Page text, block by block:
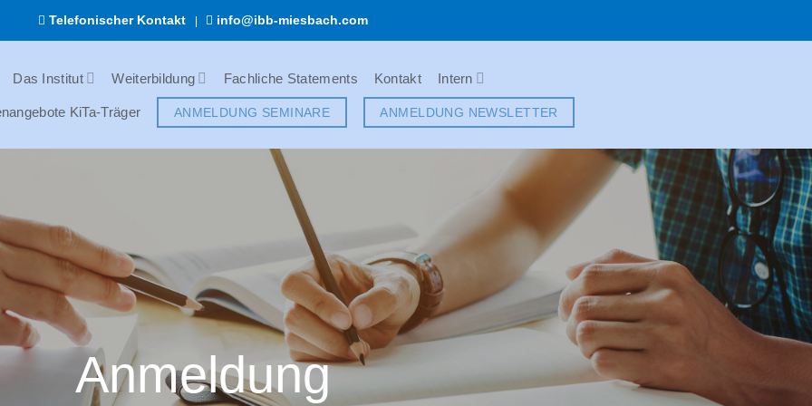
Telefonischer Kontakt info@ibb-miesbach.com
Das Institut Weiterbildung Fachliche Statements Kontakt Intern
KiTa-Träger ANMELDUNG SEMINARE ANMELDUNG NEWSLETTER
Anmeldung